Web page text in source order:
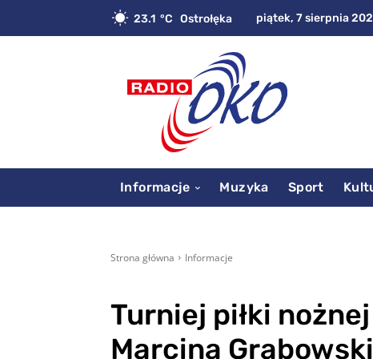
23.1 C Ostrołęka piątek, 7 sierpnia
Informacje Muzyka Sport
Strona główna Informacje
Turniej piłki
Marcina